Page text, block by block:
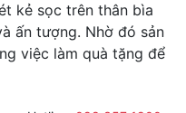
kẻ sọc trên thân bìa
ấn tượng. Nhờ đó sản
việc làm quà tặng để